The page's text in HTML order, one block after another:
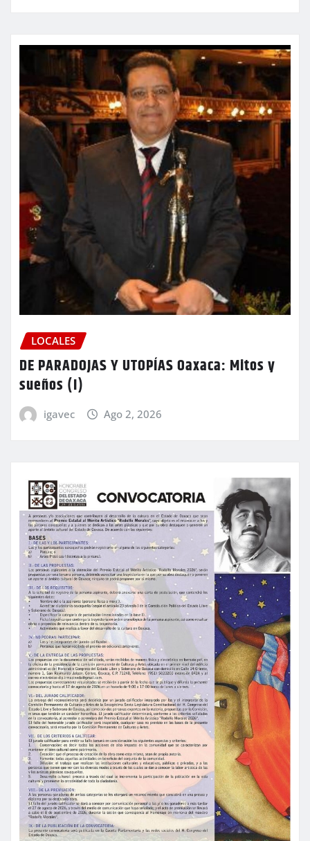
LOCALES
DE PARADOJAS Y UTOPÍAS Oaxaca: Mitos y
sueños (I)
igavec Ago 2, 2026